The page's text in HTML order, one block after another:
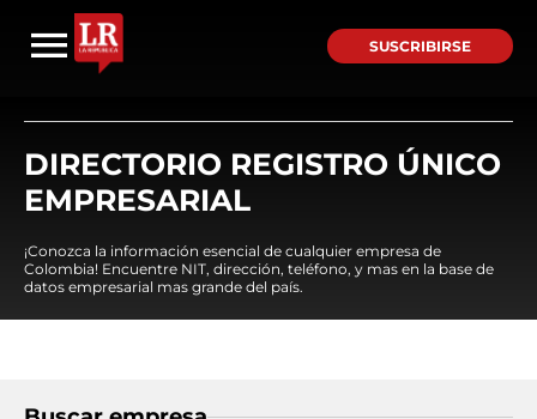
SUSCRIBIRSE
DIRECTORIO REGISTRO ÚNICO
EMPRESARIAL
¡Conozca la información esencial de cualquier empresa de
Colombia! Encuentre NIT, dirección, teléfono, y mas en la base de
datos empresarial mas grande del país.